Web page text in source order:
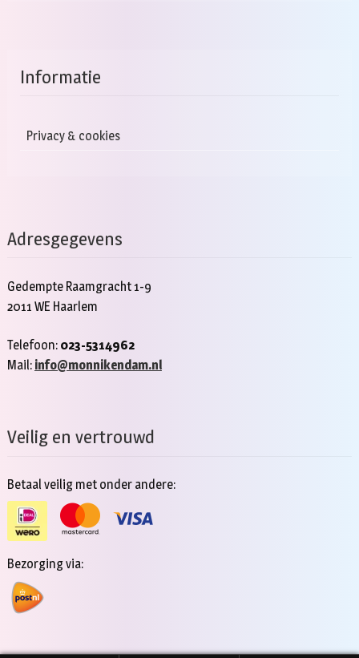
Informatie
Privacy & cookies
Adresgegevens
Gedempte Raamgracht 1-9
2011 WE Haarlem
Telefoon: 023-5314962
Mail: info@monnikendam.nl
Veilig en vertrouwd
Betaal veilig met onder andere:
Bezorging via: